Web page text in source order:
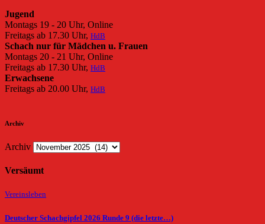
Jugend
Montags 19 - 20 Uhr, Online
Freitags ab 17.30 Uhr, HdB
Schach nur für Mädchen u. Frauen
Montags 20 - 21 Uhr, Online
Freitags ab 17.30 Uhr, HdB
Erwachsene
Freitags ab 20.00 Uhr, HdB
Archiv
Archiv
Versäumt
Vereinsleben
Deutscher Schachgipfel 2026 Runde 9 (die letzte…)